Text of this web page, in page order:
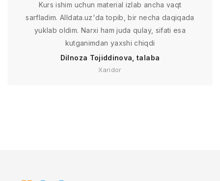
Kurs ishim uchun material izlab ancha vaqt
sarfladim. Alldata.uz'da topib, bir necha daqiqada
yuklab oldim. Narxi ham juda qulay, sifati esa
kutganimdan yaxshi chiqdi
Dilnoza Tojiddinova, talaba
Xaridor